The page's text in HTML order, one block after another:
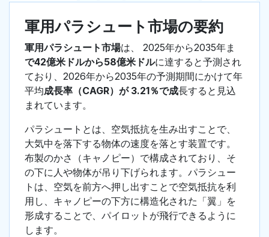
軍用パラシュート市場の要約
軍用パラシュート市場は、 2025年から2035年ま
で42億米ドルから58億米ドルに達すると予測され
ており、2026年から2035年の予測期間にかけて年
平均成長率（CAGR）が 3.21％で成長すると見込
まれています。
パラシュートとは、空気抵抗を生み出すことで、
大気中を落下する物体の速度を落とす装置です。
布製のかさ（キャノピー）で構成されており、そ
の下に人や物体が吊り下げられます。パラシュー
トは、空気を前方へ押し出すことで空気抵抗を利
用し、キャノピーの下方に構造化された「翼」を
形成することで、パイロットが飛行できるように
します。